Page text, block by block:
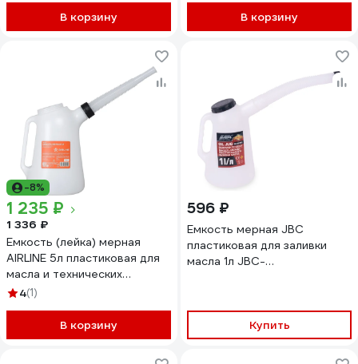
В корзину В корзину
-8%
1 235 ₽
1 336 ₽
Емкость (лейка) мерная
AIRLINE 5л пластиковая для
масла и технических
жидкостей APFL015
4(1)
В корзину
596 ₽
Емкость мерная JBC
пластиковая для заливки
масла 1л JBC-
Купить